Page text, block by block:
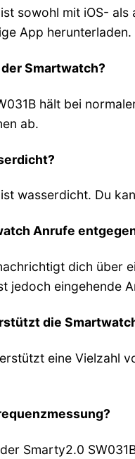
sowohl mit iOS-
App herunterladen.
Smartwatch?
hält bei
ab.
wasserdicht. Du
Anrufe
dich über
jedoch eingehende
die
eine Vielzahl
Smarty2.0